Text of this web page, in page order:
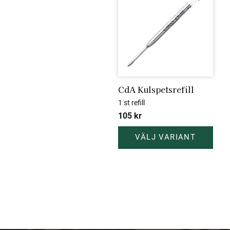
CdA Kulspetsrefill
1 st refill
105 kr